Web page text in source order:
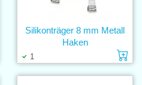
Einlage in den Warenkorb
1
Silikonträger 8 mm Metall
Haken